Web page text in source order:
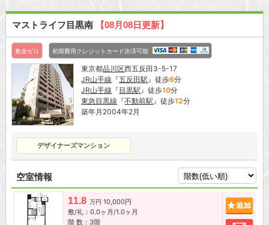
マストライフ目黒南 【08月08日更新】
敷金ゼロ 初期費用クレジットカード決済可能
東京都品川区西五反田3-5-17
JR山手線 『五反田駅 』徒歩6分
JR山手線 『目黒駅 』徒歩10分
東急目黒線 『不動前駅 』徒歩12分
築年月2004年2月
デザイナーズマンション
空室情報
11.8 万円 10,000円
敷/礼：0.0ヶ月/1.0ヶ月
階 数：3階
お